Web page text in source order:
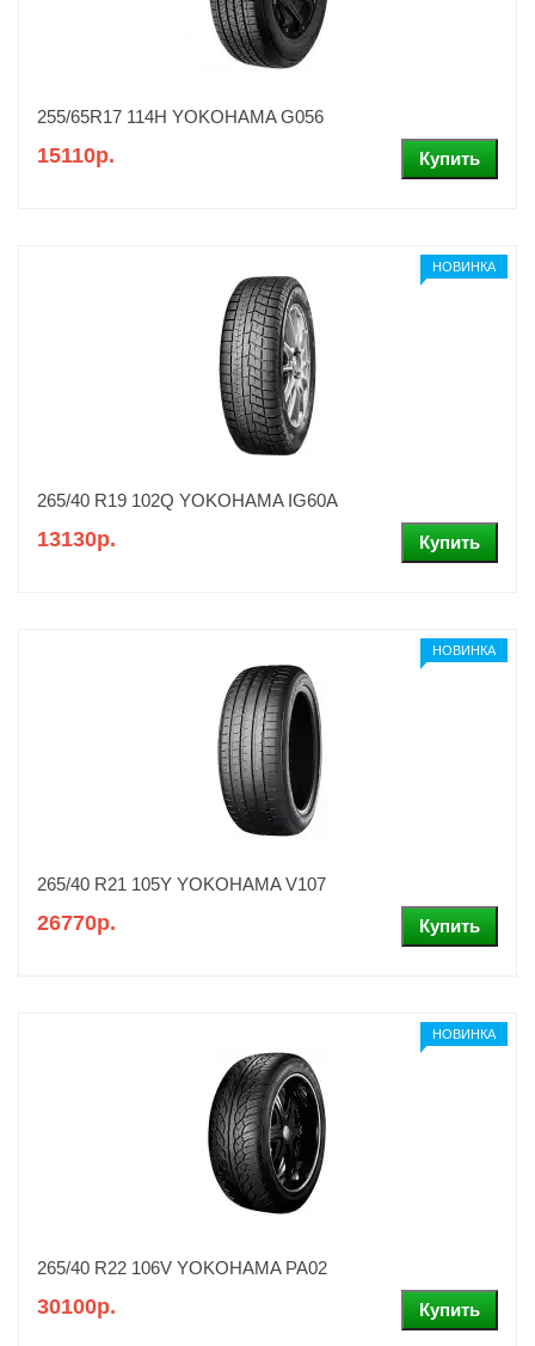
255/65R17 114H YOKOHAMA G056
15110р.
НОВИНКА
265/40 R19 102Q YOKOHAMA IG60A
13130р.
НОВИНКА
265/40 R21 105Y YOKOHAMA V107
26770р.
НОВИНКА
265/40 R22 106V YOKOHAMA PA02
30100р.